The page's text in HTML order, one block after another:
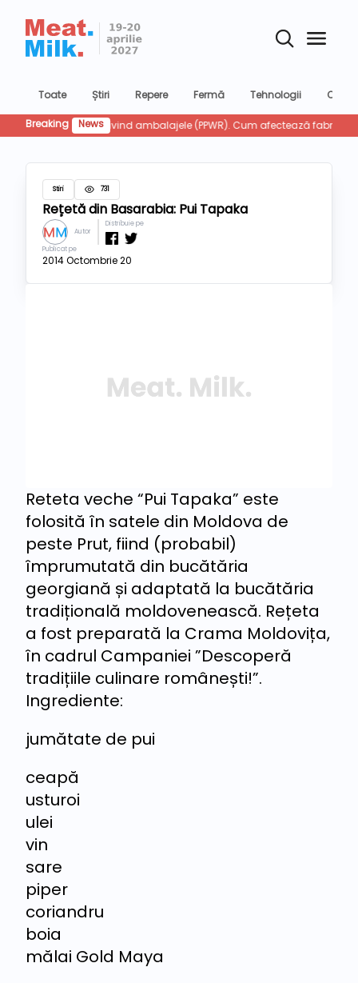
Toate Știri Repere Fermă Tehnologii
Breaking News
Stiri 731
Rețetă din Basarabia: Pui Tapaka
Autor
Distribuie pe
Publicat pe
2014 Octombrie 20
Reteta veche “Pui Tapaka” este
folosită în satele din Moldova de
peste Prut, fiind (probabil)
împrumutată din bucătăria
georgiană și adaptată la bucătăria
tradițională moldovenească. Rețeta
a fost preparată la Crama Moldovița,
în cadrul Campaniei ”Descoperă
tradițiile culinare românești!”.
Ingrediente:
jumătate de pui
ceapă
usturoi
ulei
vin
sare
piper
coriandru
boia
mălai Gold Maya